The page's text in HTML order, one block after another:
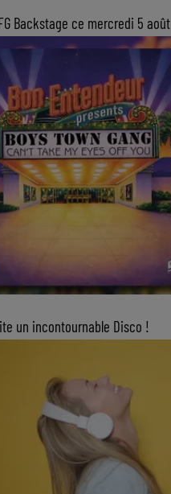
Backstage ce mercredi 5 août
un incontournable Disco !